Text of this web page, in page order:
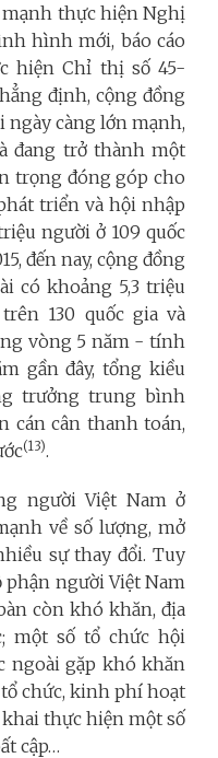
mạnh thực hiện Nghị
hình mới, báo cáo
hiện Chỉ thị số 45-
định, cộng đồng
ngày càng lớn mạnh,
đang trở thành một
trọng đóng góp cho
triển và hội nhập
người ở 109 quốc
đến nay, cộng đồng
có khoảng 5,3 triệu
130 quốc gia và
vòng 5 năm - tính
gần đây, tổng kiều
trưởng trung bình
cán cân thanh toán,
(13).
người Việt Nam ở
về số lượng, mở
sự thay đổi. Tuy
phận người Việt Nam
còn khó khăn, địa
một số tổ chức hội
ngoài gặp khó khăn
chức, kinh phí hoạt
thực hiện một số
cập…